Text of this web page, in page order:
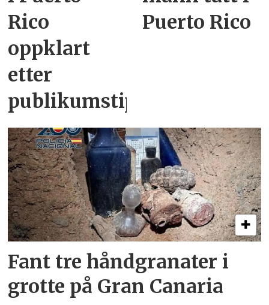
Rico
oppklart
etter
publikumstips
Puerto Rico
Fant tre håndgranater i
grotte på Gran Canaria